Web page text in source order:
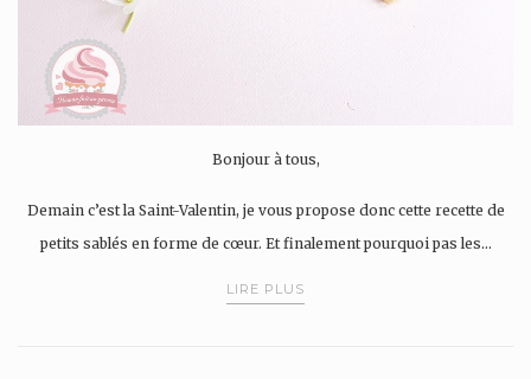
Bonjour à tous,
Demain c’est la Saint-Valentin, je vous propose donc cette recette de
petits sablés en forme de cœur. Et finalement pourquoi pas les…
LIRE PLUS